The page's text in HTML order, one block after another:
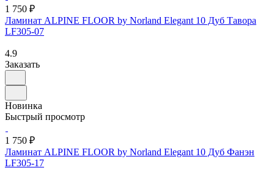
1 750 ₽
Ламинат ALPINE FLOOR by Norland Elegant 10 Дуб Тавора
LF305-07
4.9
Заказать
Новинка
Быстрый просмотр
1 750 ₽
Ламинат ALPINE FLOOR by Norland Elegant 10 Дуб Фанэн
LF305-17